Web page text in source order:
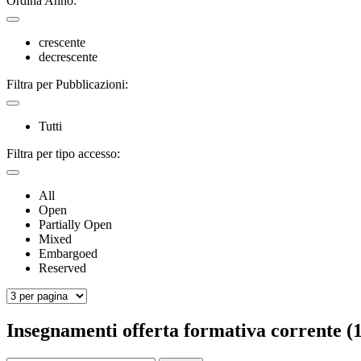
crescente
decrescente
Filtra per Pubblicazioni:
Tutti
Filtra per tipo accesso:
All
Open
Partially Open
Mixed
Embargoed
Reserved
Insegnamenti offerta formativa corrente